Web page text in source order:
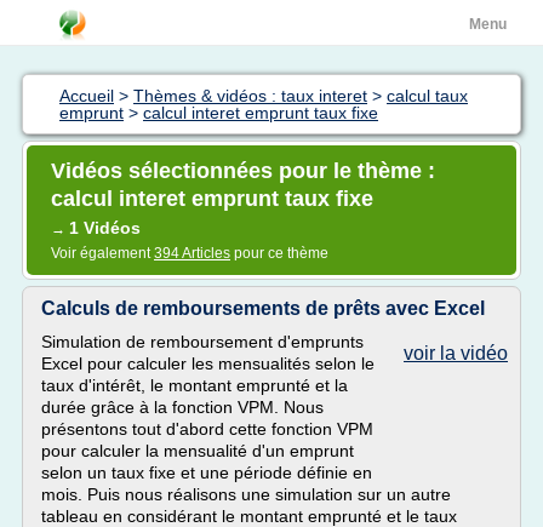
Menu
Accueil > Thèmes & vidéos : taux interet > calcul taux
emprunt > calcul interet emprunt taux fixe
Vidéos sélectionnées pour le thème :
calcul interet emprunt taux fixe
→ 1 Vidéos
Voir également394 Articles pour ce thème
Calculs de remboursements de prêts avec Excel
voir la vidéo
Simulation de remboursement d'emprunts
Excel pour calculer les mensualités selon le
taux d'intérêt, le montant emprunté et la
durée grâce à la fonction VPM. Nous
présentons tout d'abord cette fonction VPM
pour calculer la mensualité d'un emprunt
selon un taux fixe et une période définie en
mois. Puis nous réalisons une simulation sur un autre
tableau en considérant le montant emprunté et le taux